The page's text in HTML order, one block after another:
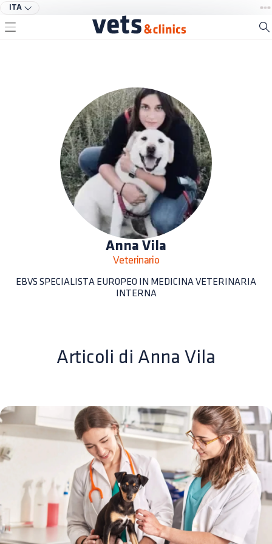
ITA
Anna Vila
Veterinario
EBVS SPECIALISTA EUROPEO IN MEDICINA VETERINARIA
INTERNA
Articoli di Anna Vila